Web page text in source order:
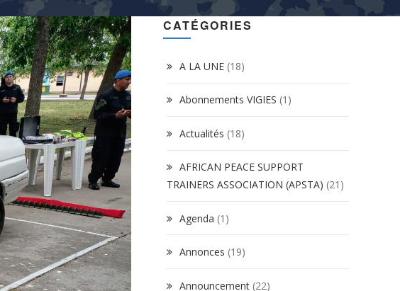
CATÉGORIES
A LA UNE(18)
Abonnements VIGIES (1)
Actualités (18)
AFRICAN PEACE SUPPORT
TRAINERS ASSOCIATION (APSTA) (21)
Agenda (1)
Annonces (19)
Announcement(22)